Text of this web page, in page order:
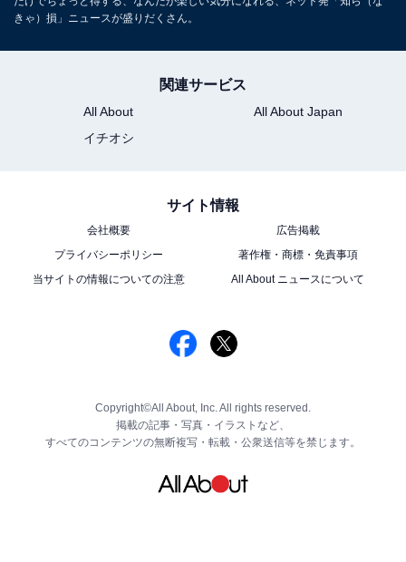
きゃ）損」ニュースが盛りだくさん。
関連サービス
All About
All About Japan
イチオシ
サイト情報
会社概要
広告掲載
プライバシーポリシー
著作権・商標・免責事項
当サイトの情報についての注意
All About ニュースについて
Copyright©All About, Inc. All rights reserved.
掲載の記事・写真・イラストなど、
すべてのコンテンツの無断複写・転載・公衆送信等を禁じます。